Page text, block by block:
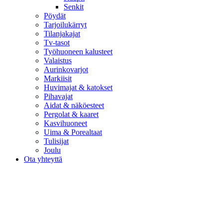
Senkit
Pöydät
Tarjoilukärryt
Tilanjakajat
Tv-tasot
Työhuoneen kalusteet
Valaistus
Aurinkovarjot
Markiisit
Huvimajat & katokset
Pihavajat
Aidat & näköesteet
Pergolat & kaaret
Kasvihuoneet
Uima & Porealtaat
Tulisijat
Joulu
Ota yhteyttä